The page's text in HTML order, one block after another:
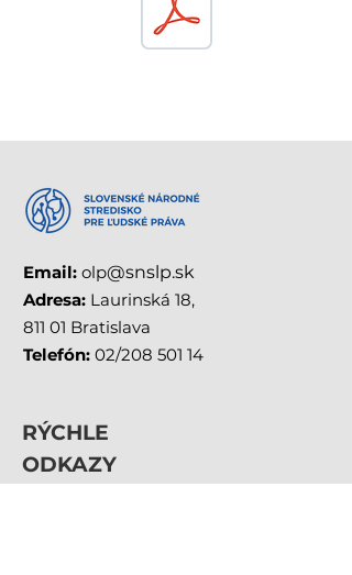
Email: olp@snslp.sk
Adresa: Laurinská 18,
811 01 Bratislava
Telefón: 02/208 501 14
RÝCHLE
ODKAZY